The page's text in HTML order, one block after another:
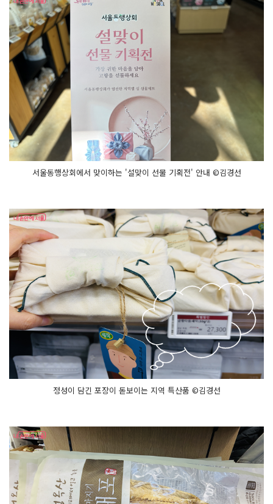
서울동행상회에서 맞이하는 '설맞이 선물 기획전' 안내 ©김경선
정성이 담긴 포장이 돋보이는 지역 특산품 ©김경선